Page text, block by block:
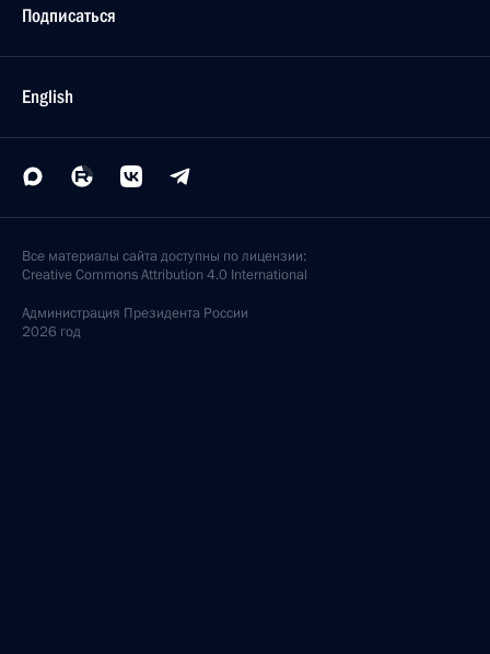
Подписаться
English
Все материалы сайта доступны по лицензии:
Creative Commons Attribution 4.0 International
Администрация Президента России
2026 год